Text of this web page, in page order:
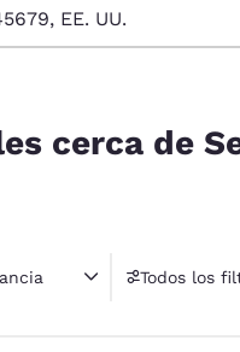
Región y
América
América
América
cerca de
Todos los
1